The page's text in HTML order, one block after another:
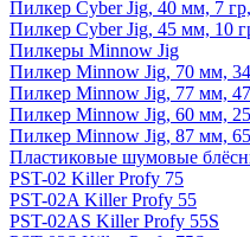
Пилкер Cyber Jig, 40 мм, 7
Пилкер Cyber Jig, 45 мм, 10
Пилкеры Minnow Jig
Пилкер Minnow Jig, 70 мм,
Пилкер Minnow Jig, 77 мм,
Пилкер Minnow Jig, 60 мм,
Пилкер Minnow Jig, 87 мм,
Пластиковые шумовые
PST-02 Killer Profy 75
PST-02A Killer Profy 55
PST-02AS Killer Profy 55S